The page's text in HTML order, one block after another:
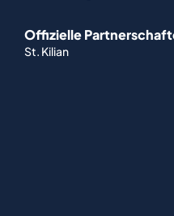
Offizielle
St. Kilian